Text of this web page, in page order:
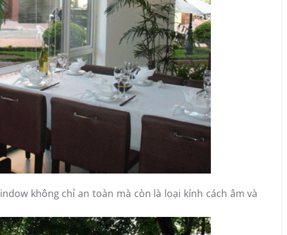
không chỉ an toàn mà còn là loại kính cách âm và